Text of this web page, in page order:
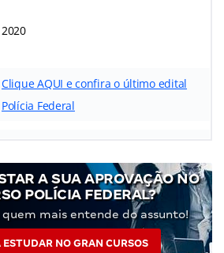
2020
Clique AQUI e confira o último edital
Polícia Federal
A SUA APROVAÇÃO NO
POLÍCIA FEDERAL?
mais entende do assunto!
ESTUDAR NO GRAN CURSOS